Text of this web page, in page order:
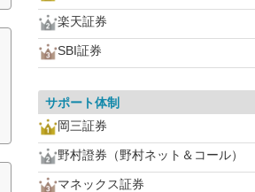
楽天証券
SBI証券
サポート体制
岡三証券
野村證券（野村ネット＆コール）
マネックス証券